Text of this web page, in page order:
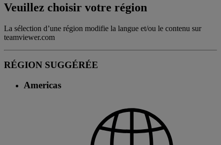
Veuillez choisir votre région
La sélection d’une région modifie la langue et/ou le contenu sur
teamviewer.com
RÉGION SUGGÉRÉE
Americas